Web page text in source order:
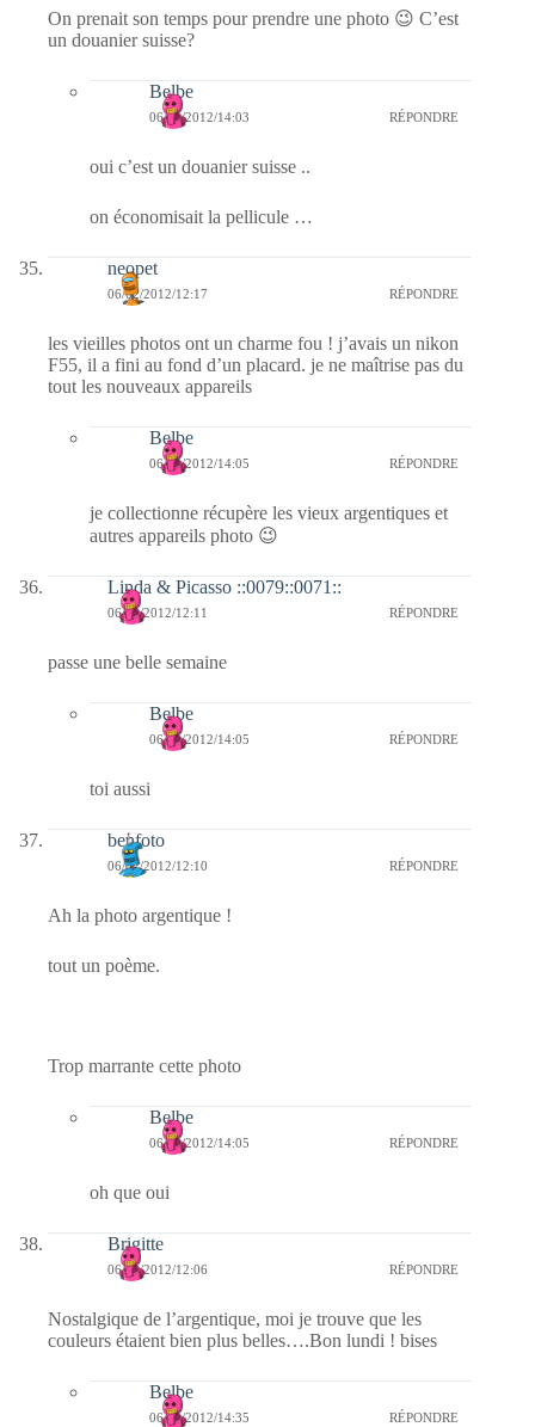
On prenait son temps pour prendre une photo 😉 C’est
un douanier suisse?
Belbe
06/02/2012/14:03 RÉPONDRE
oui c’est un douanier suisse ..
on économisait la pellicule …
neopet
06/02/2012/12:17 RÉPONDRE
les vieilles photos ont un charme fou ! j’avais un nikon
F55, il a fini au fond d’un placard. je ne maîtrise pas du
tout les nouveaux appareils
Belbe
06/02/2012/14:05 RÉPONDRE
je collectionne récupère les vieux argentiques et
autres appareils photo 😉
Linda & Picasso ::0079::0071::
06/02/2012/12:11 RÉPONDRE
passe une belle semaine
Belbe
06/02/2012/14:05 RÉPONDRE
toi aussi
benfoto
06/02/2012/12:10 RÉPONDRE
Ah la photo argentique !
tout un poème.
Trop marrante cette photo
Belbe
06/02/2012/14:05 RÉPONDRE
oh que oui
Brigitte
06/02/2012/12:06 RÉPONDRE
Nostalgique de l’argentique, moi je trouve que les
couleurs étaient bien plus belles….Bon lundi ! bises
Belbe
06/02/2012/14:35 RÉPONDRE